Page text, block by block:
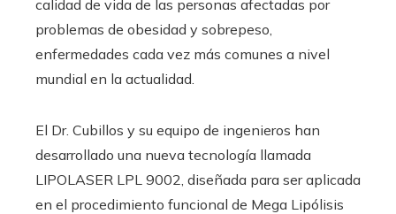
calidad de vida de las personas afectadas por
problemas de obesidad y sobrepeso,
enfermedades cada vez más comunes a nivel
mundial en la actualidad.
El Dr. Cubillos y su equipo de ingenieros han
desarrollado una nueva tecnología llamada
LIPOLASER LPL 9002, diseñada para ser aplicada
en el procedimiento funcional de Mega Lipólisis